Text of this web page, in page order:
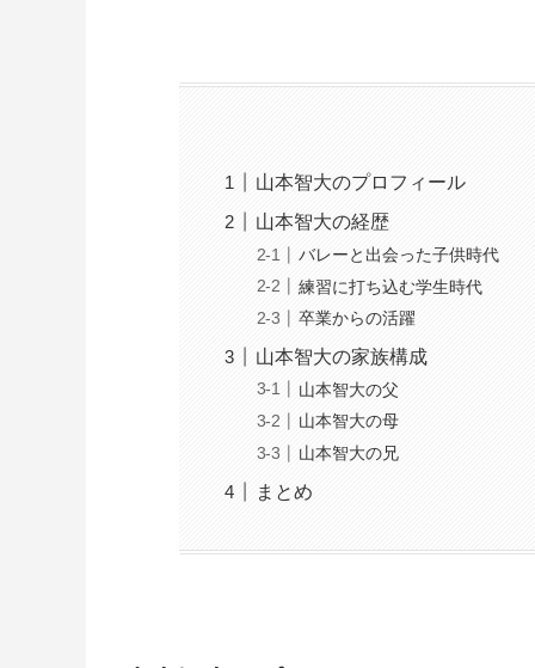
山本智大のプロフィール
山本智大の経歴
バレーと出会った子供時代
練習に打ち込む学生時代
卒業からの活躍
山本智大の家族構成
山本智大の父
山本智大の母
山本智大の兄
まとめ